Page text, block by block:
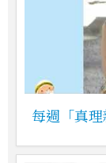
每週「真